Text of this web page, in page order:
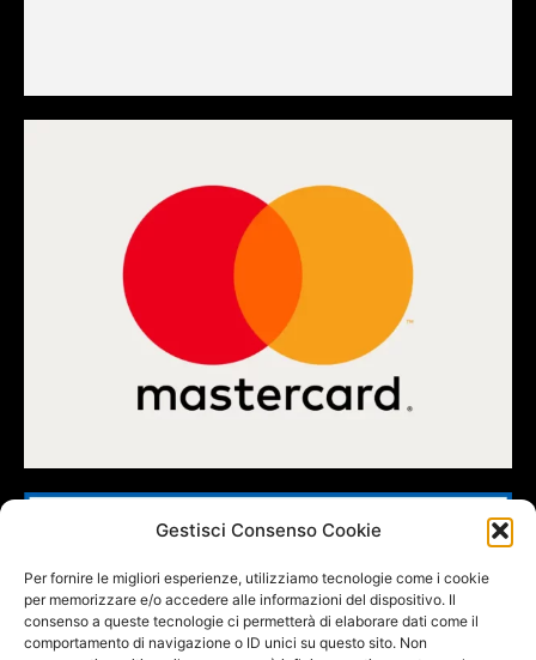
Gestisci Consenso Cookie
Per fornire le migliori esperienze, utilizziamo tecnologie come i cookie
per memorizzare e/o accedere alle informazioni del dispositivo. Il
consenso a queste tecnologie ci permetterà di elaborare dati come il
comportamento di navigazione o ID unici su questo sito. Non